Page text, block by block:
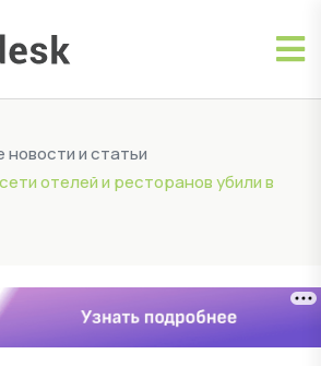
новости и статьи
отелей и ресторанов убили в